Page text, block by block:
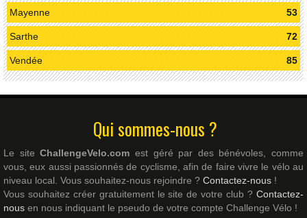
Mayenne 53
Sarthe 72
Vendée 85
Qui sommes-nous ?
Le siteChallengeVelo.com est géré par des bénévoles, comme
vous, eux aussi passionnés de cyclisme, afin de faire vivre le vélo au
niveau local. Vous souhaitez-nous rejoindre ? Contactez-nous !
Vous souhaitez créer gratuitement le site de votre club ? Contactez-
nous en nous indiquant le pseudo de votre compte Challenge Vélo !